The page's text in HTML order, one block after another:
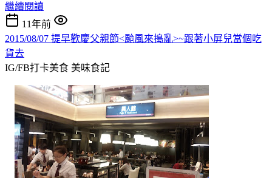
繼續閱讀
11年前
2015/08/07 提早歡慶父親節<颱風來搗亂>~跟著小屏兒當個吃
貨去
IG/FB打卡美食 美味食記